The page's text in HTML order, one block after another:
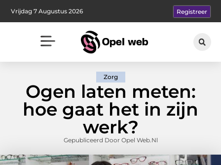
Vrijdag 7 Augustus 2026 Registreer
Zorg
Ogen laten meten:
hoe gaat het in zijn
werk?
Gepubliceerd Door Opel Web.nl